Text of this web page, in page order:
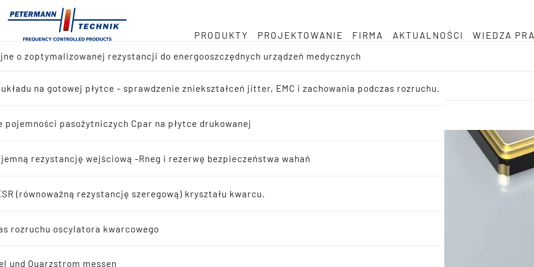
PRODUKTY PROJEKTOWANIE
MHz
FIRMA AKTUALNOŚCI
WIEDZA
o zoptymalizowanej rezystancji do energooszczędnych urządzeń medycznych
na gotowej płytce - sprawdzenie zniekształceń jitter, EMC i zachowania podczas rozruchu.
pojemności pasożytniczych Cpar na płytce drukowanej
rezystancję wejściową -Rneg i rezerwę bezpieczeństwa wahań
(równoważną rezystancję szeregową) kryształu kwarcu.
rozruchu oscylatora kwarcowego
und Quarzstrom messen